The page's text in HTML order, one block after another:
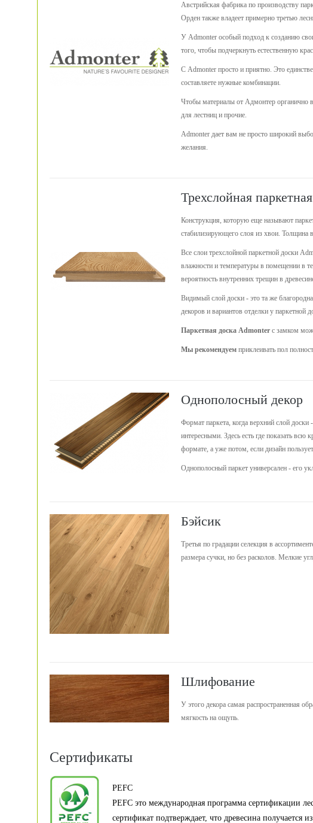
Австрийская фабрика по производству
Орден также владеет примерно третью
У Admonter особый подход к созданию
того, чтобы подчеркнуть естественную
С Admonter просто и приятно. Это
составляете нужные комбинации.
Чтобы материалы от Адмонтер органично
для лестниц и прочие.
Admonter дает вам не просто широкий
желания.
Трехслойная
Конструкция, которую еще называют
стабилизирующего слоя из хвои. Толщина
Все слои трехслойной паркетной доски
влажности и температуры в помещении в
вероятность внутренних трещин в
Видимый слой доски - это та же
декоров и вариантов отделки у паркетной
Паркетная доска Admonter с замком
Мы рекомендуем приклеивать пол
Однополосный декор
Формат паркета, когда верхний слой
интересными. Здесь есть где показать всю
формате, а уже потом, если дизайн
Однополосный паркет универсален - его
Бэйсик
Третья по градации селекция в
размера сучки, но без расколов. Мелкие
Шлифование
У этого декора самая распространенная
мягкость на ощупь.
Сертификаты
PEFC
PEFC это международная программа сертификации
сертификат подтверждает, что древесина получается